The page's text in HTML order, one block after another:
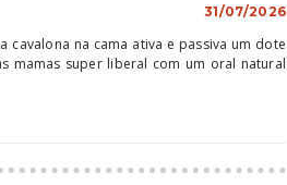
31/07/2026
cavalona na cama ativa e passiva um dote
mamas super liberal com um oral natural